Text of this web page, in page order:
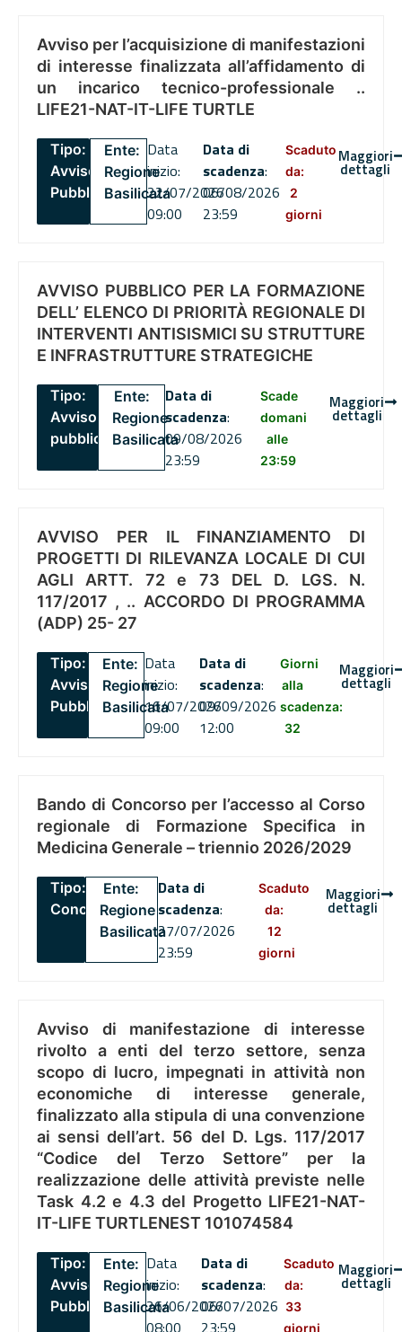
Avviso per l’acquisizione di manifestazioni
di interesse finalizzata all’affidamento di
un incarico tecnico-professionale ..
LIFE21-NAT-IT-LIFE TURTLE
Tipo:
Avviso
Pubblico
Ente:
Regione
Basilicata
Data
inizio:
22/07/2026
09:00
Data di
scadenza:
06/08/2026
23:59
Scaduto
da:
2
giorni
Maggiori
dettagli
AVVISO PUBBLICO PER LA FORMAZIONE
DELL’ ELENCO DI PRIORITÀ REGIONALE DI
INTERVENTI ANTISISMICI SU STRUTTURE
E INFRASTRUTTURE STRATEGICHE
Tipo:
Avviso
pubblico
Ente:
Regione
Basilicata
Data di
scadenza:
09/08/2026
23:59
Scade
domani
alle
23:59
Maggiori
dettagli
AVVISO PER IL FINANZIAMENTO DI
PROGETTI DI RILEVANZA LOCALE DI CUI
AGLI ARTT. 72 e 73 DEL D. LGS. N.
117/2017 , .. ACCORDO DI PROGRAMMA
(ADP) 25- 27
Tipo:
Avviso
Pubblico
Ente:
Regione
Basilicata
Data
inizio:
16/07/2026
09:00
Data di
scadenza:
09/09/2026
12:00
Giorni
alla
scadenza:
32
Maggiori
dettagli
Bando di Concorso per l’accesso al Corso
regionale di Formazione Specifica in
Medicina Generale – triennio 2026/2029
Tipo:
Concorsi
Ente:
Regione
Basilicata
Data di
scadenza:
27/07/2026
23:59
Scaduto
da:
12
giorni
Maggiori
dettagli
Avviso di manifestazione di interesse
rivolto a enti del terzo settore, senza
scopo di lucro, impegnati in attività non
economiche di interesse generale,
finalizzato alla stipula di una convenzione
ai sensi dell’art. 56 del D. Lgs. 117/2017
“Codice del Terzo Settore” per la
realizzazione delle attività previste nelle
Task 4.2 e 4.3 del Progetto LIFE21-NAT-
IT-LIFE TURTLENEST 101074584
Tipo:
Avviso
Pubblico
Ente:
Regione
Basilicata
Data
inizio:
26/06/2026
Data di
scadenza:
06/07/2026
Scaduto
da:
33
giorni
Maggiori
dettagli